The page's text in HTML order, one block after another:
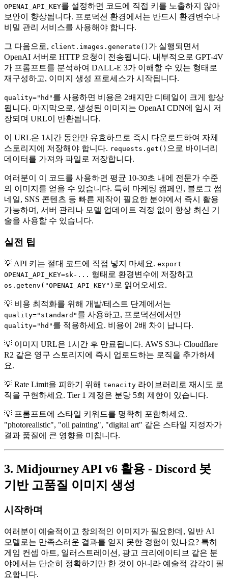
OPENAI_API_KEY를 설정하면 코드에 직접 키를 노출하지 않아
보안이 향상됩니다. 프로덕션 환경에서는 반드시 환경변수나
비밀 관리 서비스를 사용해야 합니다.
그 다음으로, client.images.generate() 가 실행되면서
OpenAI 서버로 HTTP 요청이 전송됩니다. 내부적으로 GPT-4V
가 프롬프트를 분석하여 DALL-E 3가 이해할 수 있는 형태로
재구성하고, 이미지 생성 프로세스가 시작됩니다.
quality="hd" 를 사용하면 비용은 2배지만 디테일이 크게 향상
됩니다. 마지막으로, 생성된 이미지는 OpenAI CDN에 임시 저
장되며 URL이 반환됩니다.
이 URL은 1시간 동안만 유효하므로 즉시 다운로드하여 자체
스토리지에 저장해야 합니다. requests.get() 으로 바이너리
데이터를 가져와 파일로 저장합니다.
여러분이 이 코드를 사용하면 평균 10-30초 내에 전문가 수준
의 이미지를 얻을 수 있습니다. 특히 마케팅 캠페인, 블로그 썸
네일, SNS 콘텐츠 등 빠른 제작이 필요한 분야에서 즉시 활용
가능하며, 서버 관리나 모델 업데이트 걱정 없이 항상 최신 기
술을 사용할 수 있습니다.
실전 팁
💡 API 키는 절대 코드에 직접 넣지 마세요. export
OPENAI_API_KEY=sk-... 형태로 환경변수에 저장하고
os.getenv("OPENAI_API_KEY") 로 읽어오세요.
💡 비용 최적화를 위해 개발/테스트 단계에서는
quality="standard" 를 사용하고, 프로덕션에서만
quality="hd" 를 적용하세요. 비용이 2배 차이 납니다.
💡 이미지 URL은 1시간 후 만료됩니다. AWS S3나 Cloudflare
R2 같은 영구 스토리지에 즉시 업로드하는 로직을 추가하세
요.
💡 Rate Limit을 피하기 위해 tenacity 라이브러리로 재시도 로
직을 구현하세요. Tier 1 계정은 분당 5회 제한이 있습니다.
💡 프롬프트에 스타일 키워드를 명확히 포함하세요.
"photorealistic", "oil painting", "digital art" 같은 스타일 지정자가
결과 품질에 큰 영향을 미칩니다.
3. Midjourney API v6 활용 - Discord 봇
기반 고품질 이미지 생성
시작하며
여러분이 예술적이고 창의적인 이미지가 필요한데, 일반 AI
모델로는 만족스러운 결과를 얻지 못한 경험이 있나요? 특히
게임 컨셉 아트, 일러스트레이션, 광고 크리에이티브 같은 분
야에서는 단순히 정확하기만 한 것이 아니라 예술적 감각이 필
요합니다.